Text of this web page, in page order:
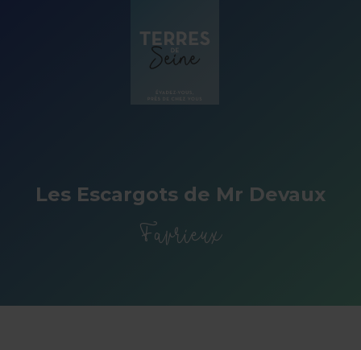
Les Escargots de Mr Devaux
Favrieux